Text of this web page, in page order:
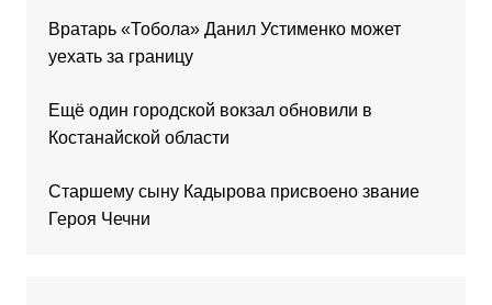
Вратарь «Тобола» Данил Устименко может
уехать за границу
Ещё один городской вокзал обновили в
Костанайской области
Старшему сыну Кадырова присвоено звание
Героя Чечни